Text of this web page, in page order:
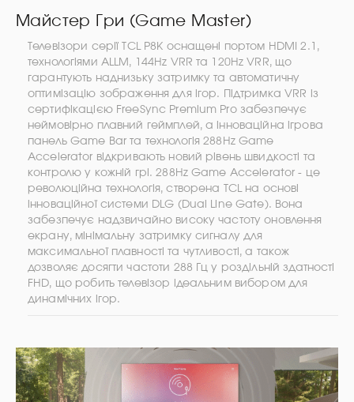
Майстер Гри (Game Master)
Телевізори серії TCL P8K оснащені портом HDMI 2.1,
технологіями ALLM, 144Hz VRR та 120Hz VRR, що
гарантують наднизьку затримку та автоматичну
оптимізацію зображення для ігор. Підтримка VRR із
сертифікацією FreeSync Premium Pro забезпечує
неймовірно плавний геймплей, а інноваційна ігрова
панель Game Bar та технологія 288Hz Game
Accelerator відкривають новий рівень швидкості та
контролю у кожній грі. 288Hz Game Accelerator - це
революційна технологія, створена TCL на основі
інноваційної системи DLG (Dual Line Gate). Вона
забезпечує надзвичайно високу частоту оновлення
екрану, мінімальну затримку сигналу для
максимальної плавності та чутливості, а також
дозволяє досягти частоти 288 Гц у роздільній здатності
FHD, що робить телевізор ідеальним вибором для
динамічних ігор.